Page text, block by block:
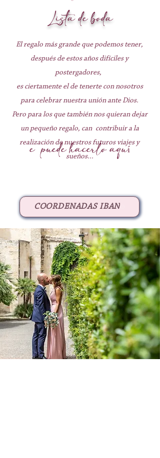
Lista de boda
El regalo más grande que podemos tener,
después de estos años difíciles y
postergadores,
es ciertamente el de tenerte con nosotros
para celebrar nuestra unión ante Dios.
Pero para los que también nos quieran dejar
un pequeño regalo, can contribuir a la
realización de nuestros futuros viajes y
sueños...
COORDENADAS IBAN
e puede hacerlo aquí